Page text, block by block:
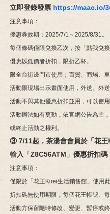
立即登錄發票 https://maac.io/
注意事項：
優惠券效期：2025/7/1～2025/8/31。
每個條碼僅限兌換乙次，按「點我兌
優惠以低價者折扣，限折乙杯。
限全台街邊門市使用；百貨、商場、
活動限現場出示畫面使用，外送、外
活動不與其他優惠折扣並用，可以使用
活動辦法如有更動，依官網公告為主
或終止活動之權利。
③ 7/11起，茶湯會會員於「花
輸入「Z8C56ATM」優惠折扣碼
注意事項：
僅限於「花王Kirei生活銷售館」使用此
折扣碼無使用期限，每個花王帳號、
活動方保留隨時修改、變更、暫停或